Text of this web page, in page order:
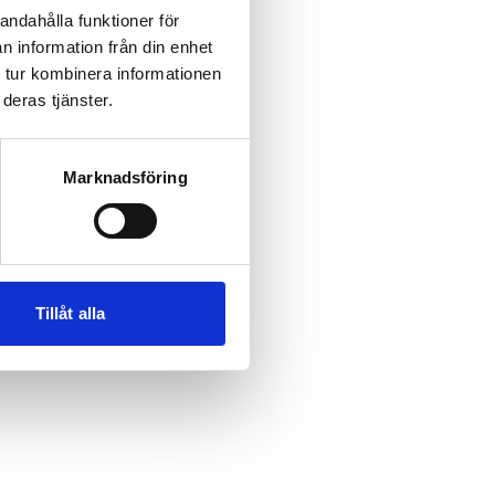
funktioner för
information från din enhet
kombinera informationen
tjänster.
Marknadsföring
Tillåt alla
information).